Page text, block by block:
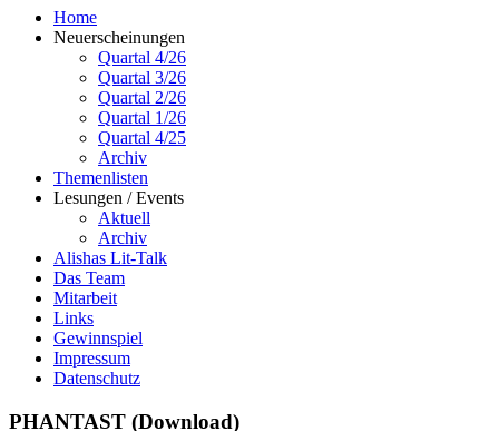
Home
Neuerscheinungen
Quartal 4/26
Quartal 3/26
Quartal 2/26
Quartal 1/26
Quartal 4/25
Archiv
Themenlisten
Lesungen / Events
Aktuell
Archiv
Alishas Lit-Talk
Das Team
Mitarbeit
Links
Gewinnspiel
Impressum
Datenschutz
PHANTAST (Download)